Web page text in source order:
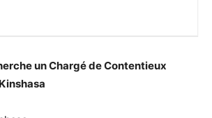
un Chargé de Contentieux